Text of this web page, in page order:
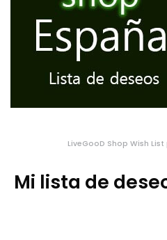
LiveGooD Shop Wish
Mi lista de